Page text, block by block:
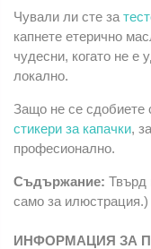
Чували ли сте за
капнете етерично
чудесни, когато не е
локално.
Защо не се сдобиете
стикери за капачки,
професионално.
Съдържание: Твърд
само за илюстрация.)
ИНФОРМАЦИЯ ЗА